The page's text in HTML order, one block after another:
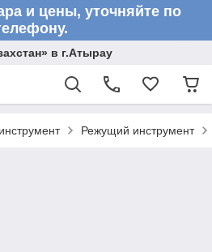
и цены, уточняйте по
в г.Атырау
Режущий инструмент